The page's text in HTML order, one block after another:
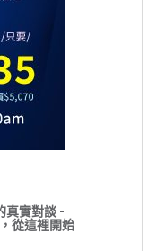
真實對談 -
從這裡開始